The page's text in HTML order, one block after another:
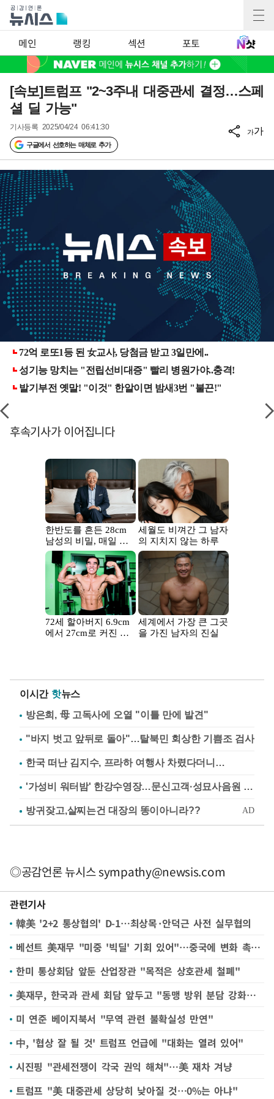
메인 랭킹 섹션 포토
[속보]트럼프 "2~3주내 대중관세 결정…스페
셜 딜 가능"
기사등록 2025/04/24 06:41:30
구글에서 선호하는 매체로 추가
가가
후속기사가 이어집니다
이시간 핫뉴스
방은희, 母 고독사에 오열 "이틀 만에 발견"
"바지 벗고 앞뒤로 돌아"…탈북민 회상한 기쁨조 검사
한국 떠난 김지수, 프라하 여행사 차렸다더니…
'가성비 워터밤' 한강수영장…문신고객·성묘사음원 민원
◎공감언론 뉴시스sympathy@newsis.com
관련기사
韓美 '2+2 통상협의' D-1…최상목·안덕근 사전 실무협의
베선트 美재무 "미중 '빅딜' 기회 있어"…중국에 변화 촉구(종합)
한미 통상회담 앞둔 산업장관 "목적은 상호관세 철폐"
美재무, 한국과 관세 회담 앞두고 "동맹 방위 분담 강화해야"
미 연준 베이지북서 "무역 관련 불확실성 만연"
中, '협상 잘 될 것' 트럼프 언급에 "대화는 열려 있어"
시진핑 "관세전쟁이 각국 권익 해쳐"…美 재차 겨냥
트럼프 "美 대중관세 상당히 낮아질 것…0%는 아냐"